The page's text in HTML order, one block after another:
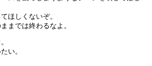
ほしくないぞ。
までは終わるなよ。
い。